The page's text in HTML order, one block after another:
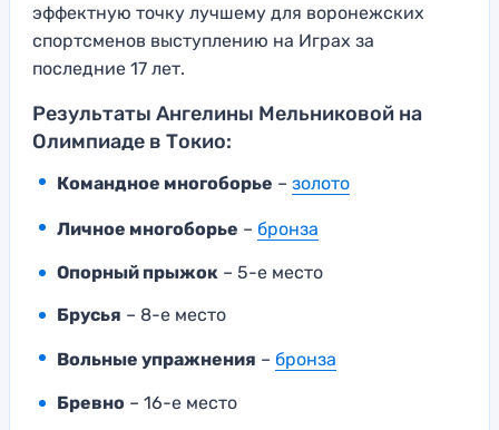
эффектную точку лучшему для воронежских
спортсменов выступлению на Играх за
последние 17 лет.
Результаты Ангелины Мельниковой на
Олимпиаде в Токио:
Командное многоборье – золото
Личное многоборье – бронза
Опорный прыжок – 5-е место
Брусья – 8-е место
Вольные упражнения – бронза
Бревно – 16-е место